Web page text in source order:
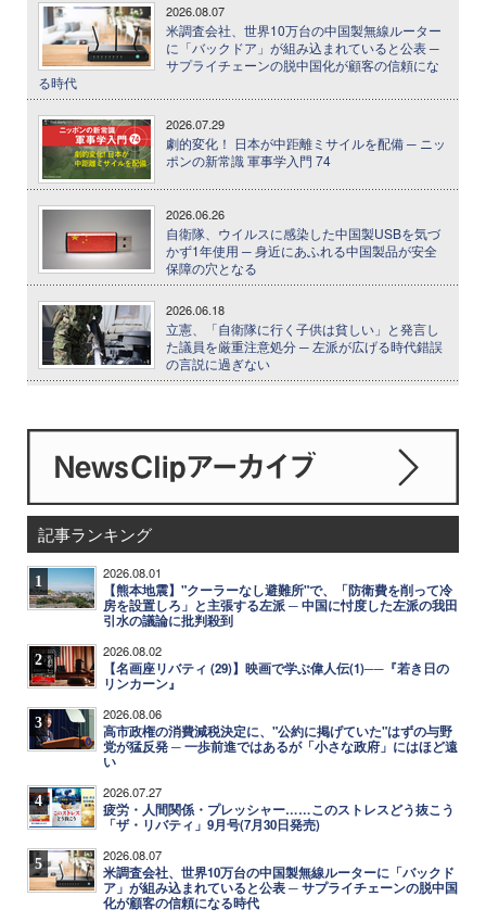
2026.08.07
米調査会社、世界10万台の中国製無線ルーター
に「バックドア」が組み込まれていると公表 ─
サプライチェーンの脱中国化が顧客の信頼にな
る時代
2026.07.29
劇的変化！ 日本が中距離ミサイルを配備 ─ ニッ
ポンの新常識 軍事学入門 74
2026.06.26
自衛隊、ウイルスに感染した中国製USBを気づ
かず1年使用 ─ 身近にあふれる中国製品が安全
保障の穴となる
2026.06.18
立憲、「自衛隊に行く子供は貧しい」と発言し
た議員を厳重注意処分 ─ 左派が広げる時代錯誤
の言説に過ぎない
記事ランキング
1 2026.08.01
【熊本地震】"クーラーなし避難所"で、「防衛費を削って冷
房を設置しろ」と主張する左派 ─ 中国に忖度した左派の我田
引水の議論に批判殺到
2 2026.08.02
【名画座リバティ (29)】映画で学ぶ偉人伝(1)──『若き日の
リンカーン』
3 2026.08.06
高市政権の消費減税決定に、"公約に掲げていた"はずの与野
党が猛反発 ─ 一歩前進ではあるが「小さな政府」にはほど遠
い
4 2026.07.27
疲労・人間関係・プレッシャー……このストレスどう抜こう
「ザ・リバティ」9月号(7月30日発売)
5 2026.08.07
米調査会社、世界10万台の中国製無線ルーターに「バックド
ア」が組み込まれていると公表 ─ サプライチェーンの脱中国
化が顧客の信頼になる時代